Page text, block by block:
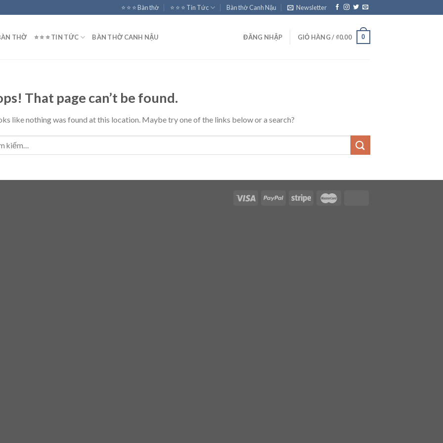
⭐️ ⭐️ ⭐️ Bàn thờ ⭐️ ⭐️ ⭐️ Tin Tức Bàn thờ Canh Nậu Newsletter
THỜ ⭐️ ⭐️ ⭐️ TIN TỨC BÀN THỜ CANH NẬU ĐĂNG NHẬP GIỎ HÀNG / ₫0.00 0
That page can’t be found.
like nothing was found at this location. Maybe try one of the links below or a search?